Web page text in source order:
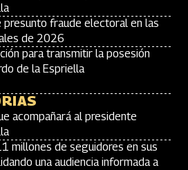
presunto fraude electoral en las
de 2026
para transmitir la posesión
de la Espriella
acompañará al presidente
millones de seguidores en sus
una audiencia informada a